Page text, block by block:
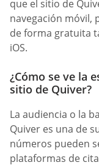
que el sitio de
navegación móvil,
de forma gratuita
iOS.
¿Cómo se ve la
sitio de Quiver?
La audiencia o la
Quiver es una de
números pueden
plataformas de